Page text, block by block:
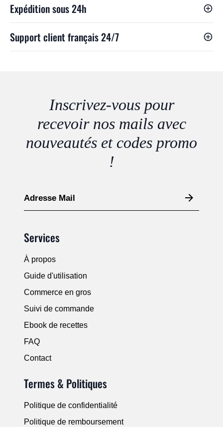
Expédition sous 24h
Support client français 24/7
Inscrivez-vous pour
recevoir nos mails avec
nouveautés et codes promo
!
Services
À propos
Guide d'utilisation
Commerce en gros
Suivi de commande
Ebook de recettes
FAQ
Contact
Termes & Politiques
Politique de confidentialité
Politique de remboursement